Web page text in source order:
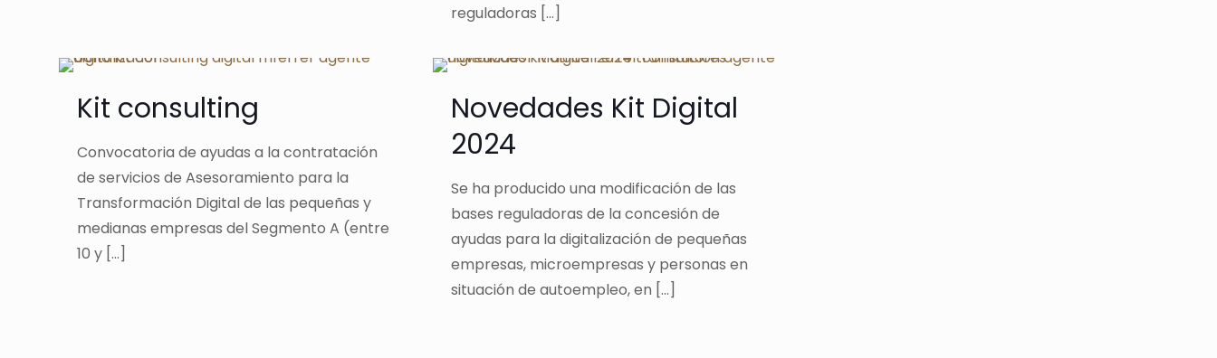
reguladoras […]
Kit consulting
Convocatoria de ayudas a la contratación
de servicios de Asesoramiento para la
Transformación Digital de las pequeñas y
medianas empresas del Segmento A (entre
10 y[…]
Novedades Kit Digital
2024
Se ha producido una modificación de las
bases reguladoras de la concesión de
ayudas para la digitalización de pequeñas
empresas, microempresas y personas en
situación de autoempleo, en […]